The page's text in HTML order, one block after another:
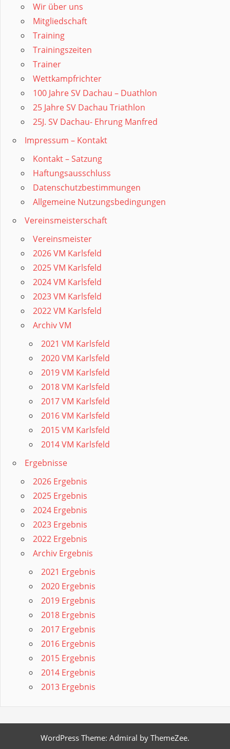
Wir über uns
Mitgliedschaft
Training
Trainingszeiten
Trainer
Wettkampfrichter
100 Jahre SV Dachau – Duathlon
25 Jahre SV Dachau Triathlon
25J. SV Dachau- Ehrung Manfred
Impressum – Kontakt
Kontakt – Satzung
Haftungsausschluss
Datenschutzbestimmungen
Allgemeine Nutzungsbedingungen
Vereinsmeisterschaft
Vereinsmeister
2026 VM Karlsfeld
2025 VM Karlsfeld
2024 VM Karlsfeld
2023 VM Karlsfeld
2022 VM Karlsfeld
Archiv VM
2021 VM Karlsfeld
2020 VM Karlsfeld
2019 VM Karlsfeld
2018 VM Karlsfeld
2017 VM Karlsfeld
2016 VM Karlsfeld
2015 VM Karlsfeld
2014 VM Karlsfeld
Ergebnisse
2026 Ergebnis
2025 Ergebnis
2024 Ergebnis
2023 Ergebnis
2022 Ergebnis
Archiv Ergebnis
2021 Ergebnis
2020 Ergebnis
2019 Ergebnis
2018 Ergebnis
2017 Ergebnis
2016 Ergebnis
2015 Ergebnis
2014 Ergebnis
2013 Ergebnis
WordPress Theme: Admiral by ThemeZee.